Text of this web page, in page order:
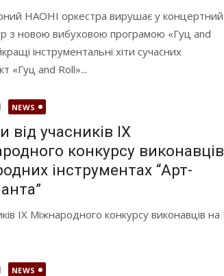
НАОНІ оркестра вирушає у концертний
з новою вибуховою програмою «Гуц and
інструментальні хіти сучасних
«Гуц and Roll»...
NEWS
від учасників IX
конкурсу виконавців
інструментах “Арт-
IX Міжнародного конкурсу виконавців на
NEWS